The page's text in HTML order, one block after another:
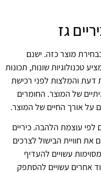
גז
מוצר כזה. ישנם
טכנולוגיות שונות, תכונות
דעת והמלצות לפני רכישת
של המוצר. החומרים
על אורך החיים של המוצר.
לפי עוצמת הלהבה. כיריים
חוויית הבישול לצרכים
עשויים להעדיף
אחרים עשויים להסתפק